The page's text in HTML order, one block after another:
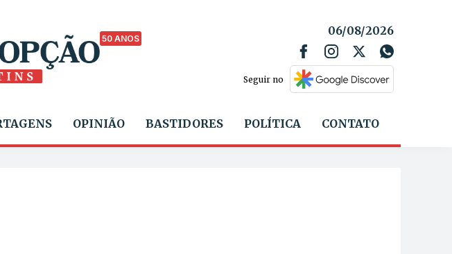
50 ANOS
06/08/2026
Seguir no
OPINIÃO BASTIDORES POLÍTICA CONTATO